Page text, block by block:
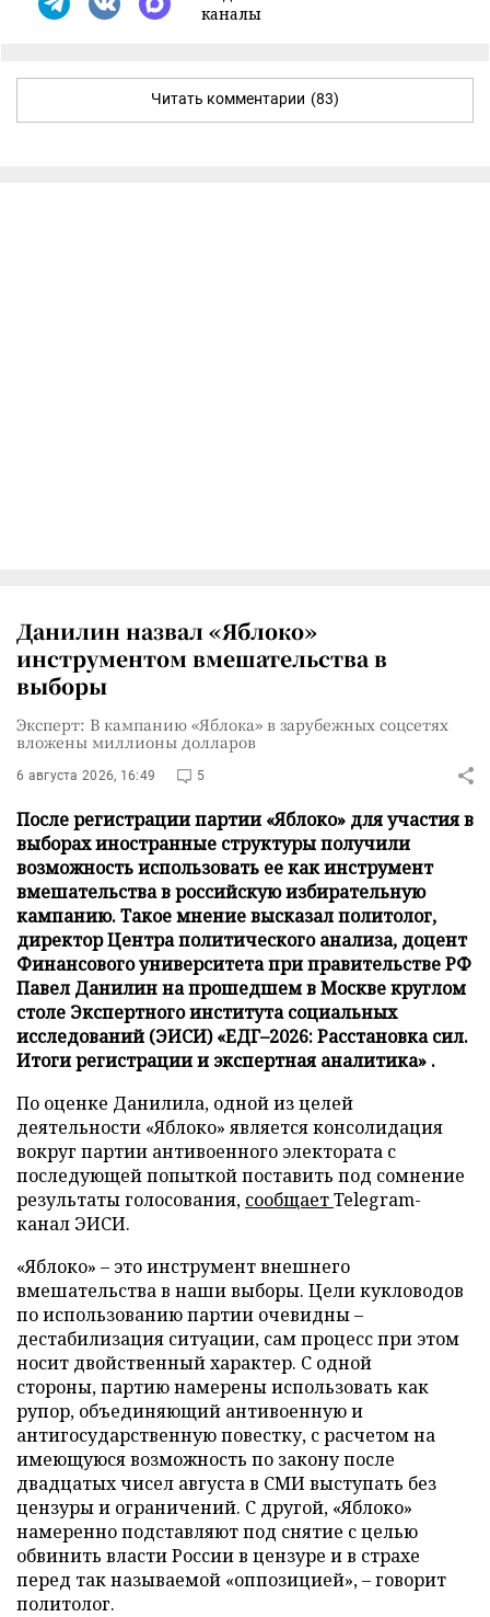
каналы
Читать комментарии (83)
Данилин назвал «Яблоко»
инструментом вмешательства в
выборы
Эксперт: В кампанию «Яблока» в зарубежных соцсетях
вложены миллионы долларов
6 августа 2026, 16:49 5
После регистрации партии «Яблоко» для участия в
выборах иностранные структуры получили
возможность использовать ее как инструмент
вмешательства в российскую избирательную
кампанию. Такое мнение высказал политолог,
директор Центра политического анализа, доцент
Финансового университета при правительстве РФ
Павел Данилин на прошедшем в Москве круглом
столе Экспертного института социальных
исследований (ЭИСИ) «ЕДГ–2026: Расстановка сил.
Итоги регистрации и экспертная аналитика» .
По оценке Данилила, одной из целей
деятельности «Яблоко» является консолидация
вокруг партии антивоенного электората с
последующей попыткой поставить под сомнение
результаты голосования, сообщаетTelegram-
канал ЭИСИ.
«Яблоко» – это инструмент внешнего
вмешательства в наши выборы. Цели кукловодов
по использованию партии очевидны –
дестабилизация ситуации, сам процесс при этом
носит двойственный характер. С одной
стороны, партию намерены использовать как
рупор, объединяющий антивоенную и
антигосударственную повестку, с расчетом на
имеющуюся возможность по закону после
двадцатых чисел августа в СМИ выступать без
цензуры и ограничений. С другой, «Яблоко»
намеренно подставляют под снятие с целью
обвинить власти России в цензуре и в страхе
перед так называемой «оппозицией», – говорит
политолог.